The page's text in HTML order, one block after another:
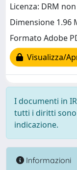
Licenza: DRM
Dimensione 1.96
Formato Adobe
Visualizza/
I documenti in
tutti i diritti sono
indicazione.
Informazioni